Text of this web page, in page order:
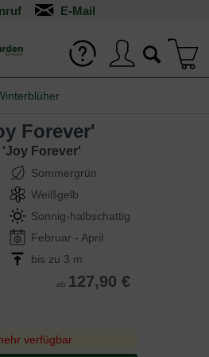
Forever'
Forever'
Sommergrün
Weißgelb
Sonnig-halbschattig
Februar - April
bis zu 3 m
ab 127,90 €
verfügbar